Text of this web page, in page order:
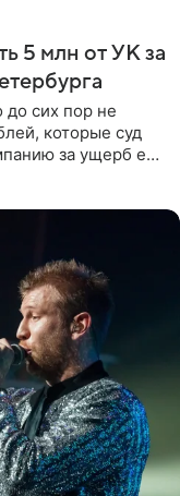
5 млн от УК за
до сих пор не
которые суд
за ущерб ее